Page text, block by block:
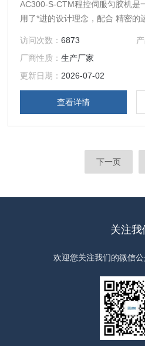
AC300-S-CTM程控伺服匀胶机是
用了*进的设计理念，配合 精密的
序可达 100 步。所有运行参数如
点 胶机选择等都可在触屏上方便设
访问次数：6873
厂商性质：生产厂家
更新日期： 2026-07-02
查看详情
下一页
关注我
欢迎您关注我们的微信